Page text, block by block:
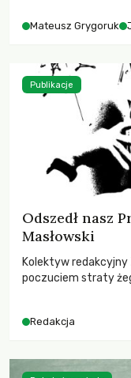
Mateusz Grygoruk
Odszedł nasz
Masłowski
Kolektyw
poczuciem straty
Redakcja
Publikacje